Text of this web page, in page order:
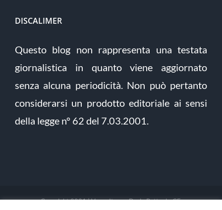
DISCALIMER
Questo blog non rappresenta una testata
giornalistica in quanto viene aggiornato
senza alcuna periodicità. Non può pertanto
considerarsi un prodotto editoriale ai sensi
della legge n° 62 del 7.03.2001.
Copyright 2021 | Verso Itaca - Dario Pettoni - CF: